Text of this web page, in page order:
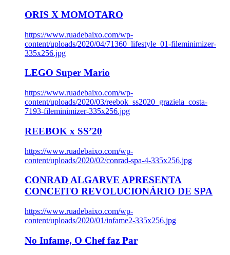
ORIS X MOMOTARO
https://www.ruadebaixo.com/wp-
content/uploads/2020/04/71360_lifestyle_01-fileminimizer-
335x256.jpg
LEGO Super Mario
https://www.ruadebaixo.com/wp-
content/uploads/2020/03/reebok_ss2020_graziela_costa-
7193-fileminimizer-335x256.jpg
REEBOK x SS’20
https://www.ruadebaixo.com/wp-
content/uploads/2020/02/conrad-spa-4-335x256.jpg
CONRAD ALGARVE APRESENTA
CONCEITO REVOLUCIONÁRIO DE SPA
https://www.ruadebaixo.com/wp-
content/uploads/2020/01/infame2-335x256.jpg
No Infame, O Chef faz Par